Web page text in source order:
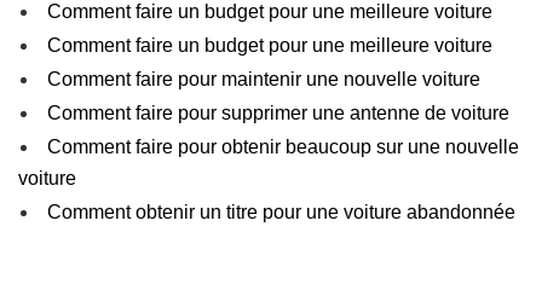
Comment faire un budget pour une meilleure voiture
Comment faire un budget pour une meilleure voiture
Comment faire pour maintenir une nouvelle voiture
Comment faire pour supprimer une antenne de voiture
Comment faire pour obtenir beaucoup sur une nouvelle
voiture
Comment obtenir un titre pour une voiture abandonnée